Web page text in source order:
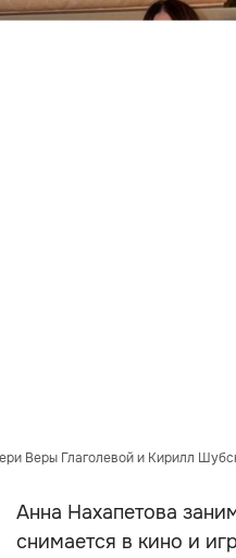
Веры Глаголевой и Кирилл
Анна Нахапетова
снимается в кино и